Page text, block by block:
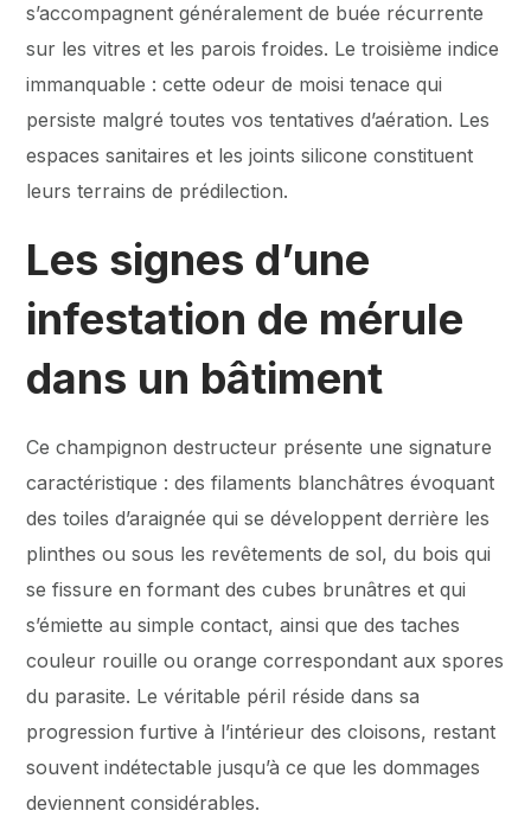
s’accompagnent généralement de buée récurrente
sur les vitres et les parois froides. Le troisième indice
immanquable : cette odeur de moisi tenace qui
persiste malgré toutes vos tentatives d’aération. Les
espaces sanitaires et les joints silicone constituent
leurs terrains de prédilection.
Les signes d’une
infestation de mérule
dans un bâtiment
Ce champignon destructeur présente une signature
caractéristique : des filaments blanchâtres évoquant
des toiles d’araignée qui se développent derrière les
plinthes ou sous les revêtements de sol, du bois qui
se fissure en formant des cubes brunâtres et qui
s’émiette au simple contact, ainsi que des taches
couleur rouille ou orange correspondant aux spores
du parasite. Le véritable péril réside dans sa
progression furtive à l’intérieur des cloisons, restant
souvent indétectable jusqu’à ce que les dommages
deviennent considérables.